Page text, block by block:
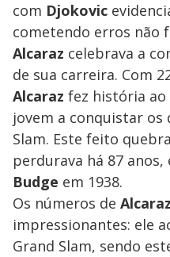
com Djokovic
cometendo erros não
Alcaraz celebrava a
de sua carreira. Com
Alcaraz fez história
jovem a conquistar
Slam. Este feito
perdurava há 87
Budge em 1938.
Os números de Alcaraz
impressionantes: ele
Grand Slam, sendo